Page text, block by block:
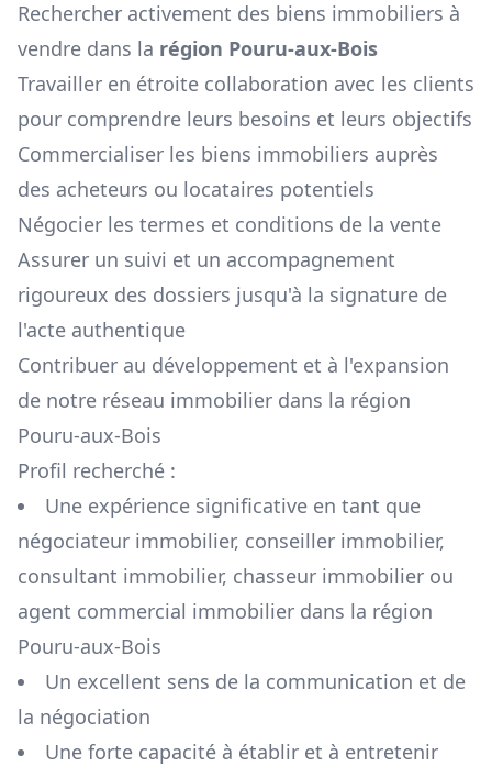
Rechercher activement des biens immobiliers à
vendre dans la région Pouru-aux-Bois
Travailler en étroite collaboration avec les clients
pour comprendre leurs besoins et leurs objectifs
Commercialiser les biens immobiliers auprès
des acheteurs ou locataires potentiels
Négocier les termes et conditions de la vente
Assurer un suivi et un accompagnement
rigoureux des dossiers jusqu'à la signature de
l'acte authentique
Contribuer au développement et à l'expansion
de notre réseau immobilier dans la région
Pouru-aux-Bois
Profil recherché :
Une expérience significative en tant que
négociateur immobilier, conseiller immobilier,
consultant immobilier, chasseur immobilier ou
agent commercial immobilier dans la région
Pouru-aux-Bois
Un excellent sens de la communication et de
la négociation
Une forte capacité à établir et à entretenir